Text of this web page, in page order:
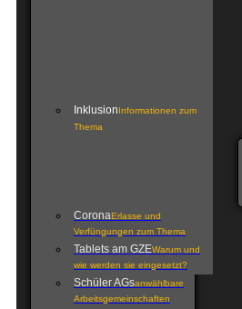
InklusionInformationen zum
Thema
CoronaErlasse und
Verfüngungen zum Thema
Tablets am GZEWarum und
wie werden sie eingesetzt?
Schüler AGsanwählbare
Arbeitsgemeinschaften